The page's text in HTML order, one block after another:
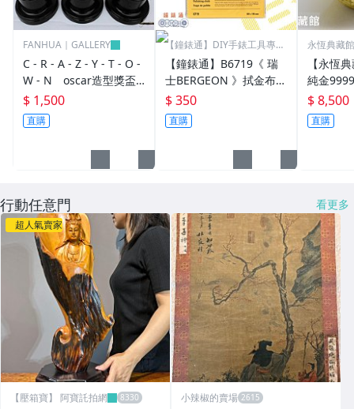
FANHUA｜GALLERY
C - R - A - Z - Y - T - O -
W - N oscar造型獎盃
奧斯卡小金人獎座擺件創
意交換禮物 尾牙活動 企
業學校公司年終頒獎禮物
$ 1,500
直購
【鐘錶通】DIY手錶工具專業
【鐘錶通】B6719《 瑞
士BERGEON 》拭金布/K
金布/金屬亮潔布/古董錶
清潔布├手錶保養/飾品
保養┤
$ 350
直購
永恆典藏
【永恆
純金
50錢 下
禮 喝茶
$ 8,500
直購
行動任意門 看更多
超人氣賣家
【壓箱寶】 阿寶託拍網 小辣椒的賣場